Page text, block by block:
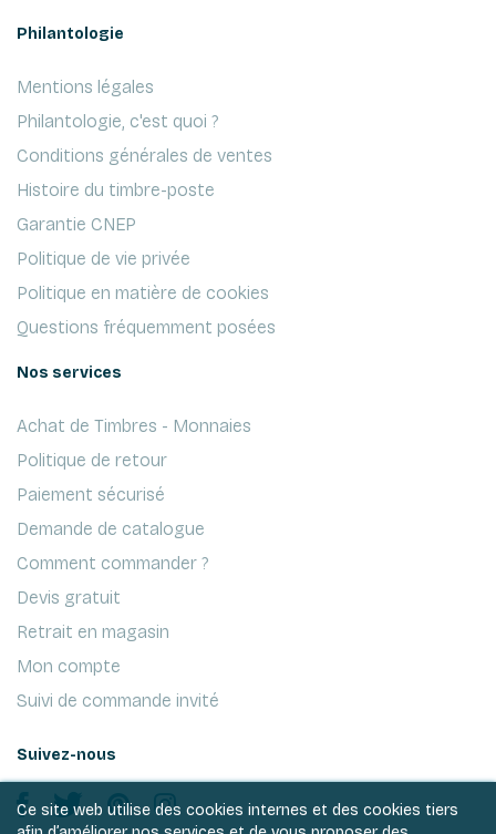
Philantologie
Mentions légales
Philantologie, c'est quoi ?
Conditions générales de ventes
Histoire du timbre-poste
Garantie CNEP
Politique de vie privée
Politique en matière de cookies
Questions fréquemment posées
Nos services
Achat de Timbres - Monnaies
Politique de retour
Paiement sécurisé
Demande de catalogue
Comment commander ?
Devis gratuit
Retrait en magasin
Mon compte
Suivi de commande invité
Suivez-nous
Ce site web utilise des cookies internes et des cookies tiers